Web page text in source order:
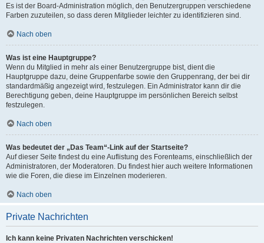
Es ist der Board-Administration möglich, den Benutzergruppen verschiedene
Farben zuzuteilen, so dass deren Mitglieder leichter zu identifizieren sind.
Nach oben
Was ist eine Hauptgruppe?
Wenn du Mitglied in mehr als einer Benutzergruppe bist, dient die
Hauptgruppe dazu, deine Gruppenfarbe sowie den Gruppenrang, der bei dir
standardmäßig angezeigt wird, festzulegen. Ein Administrator kann dir die
Berechtigung geben, deine Hauptgruppe im persönlichen Bereich selbst
festzulegen.
Nach oben
Was bedeutet der „Das Team“-Link auf der Startseite?
Auf dieser Seite findest du eine Auflistung des Forenteams, einschließlich der
Administratoren, der Moderatoren. Du findest hier auch weitere Informationen
wie die Foren, die diese im Einzelnen moderieren.
Nach oben
Private Nachrichten
Ich kann keine Privaten Nachrichten verschicken!